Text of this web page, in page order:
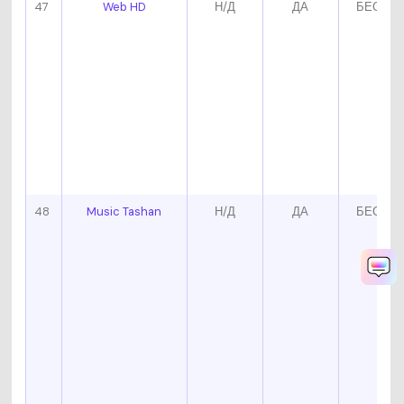
47 Web HD Н/Д ДА
48 Music Tashan Н/Д ДА